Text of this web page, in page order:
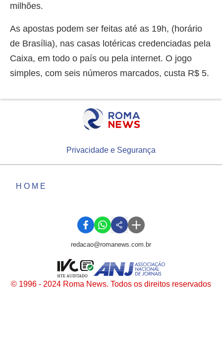
milhões.
As apostas podem ser feitas até as 19h, (horário
de Brasília), nas casas lotéricas credenciadas pela
Caixa, em todo o país ou pela internet. O jogo
simples, com seis números marcados, custa R$ 5.
Privacidade e Segurança
HOME
redacao@romanews.com.br
© 1996 - 2024 Roma News. Todos os direitos reservados
SITE AUDITADO